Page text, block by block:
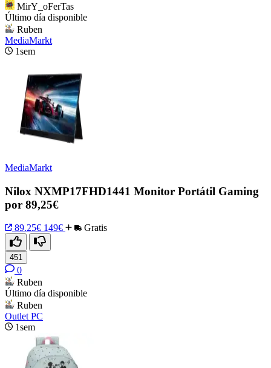
MirY_oFerTas
Último día disponible
Ruben
MediaMarkt
1sem
MediaMarkt
Nilox NXMP17FHD1441 Monitor Portátil Gaming
por 89,25€
89.25€ 149€ Gratis
451
0
Ruben
Último día disponible
Ruben
Outlet PC
1sem